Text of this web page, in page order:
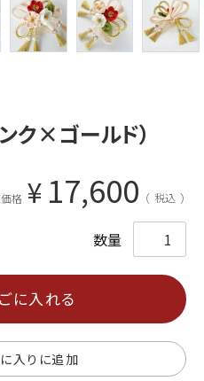
ク×ゴールド）
格 ¥ 17,600 税込
入りに追加
に入れる